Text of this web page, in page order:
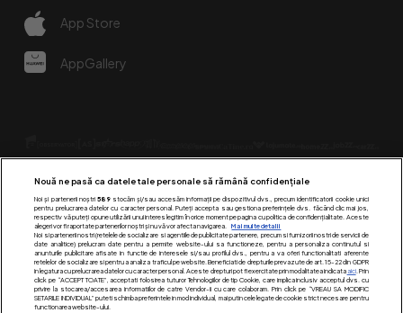
App Store
AppGallery
Urmărește-ne pe:
Nouă ne pasă ca datele tale personale să rămână confidențiale
Noi și partenerii noștri 589stocăm și/sau accesăm informații pe dispozitivul dvs., precum identificatorii cookie unici
pentru prelucrarea datelor cu caracter personal. Puteți accepta sau gestiona preferințele dvs. făcând clic mai jos,
respectiv vă puteți opune utilizării unui interes legitim în orice moment pe pagina cu politica de confidențialitate. Aceste
alegeri vor fi raportate partenerilor noștri și nu vă vor afecta navigarea.
Mai multe detalii
Noi si partenerii nostri (retelele de socializare si agentiile de publicitate partenere, precum si furnizorii nostri de servicii de
date analitice) prelucram date pentru a permite website-ului sa functioneze, pentru a personaliza continutul si
anunturile publicitare afisate in functie de interesele si/sau profilul dvs., pentru a va oferi functionalitati aferente
retelelor de socializare si pentru a analiza traficul pe website. Beneficiati de drepturile prevazute de art. 15-22 din GDPR
in legatura cu prelucrarea datelor cu caracter personal. Aceste drepturi pot fi exercitate prin modalitatea indicataaici. Prin
click pe “ACCEPT TOATE”, acceptati folosirea tuturor Tehnologiilor de tip Cookie, care implica inclusiv acceptul dvs. cu
privire la stocarea/accesarea informatiilor de catre Vendor-ii cu care colaboram. Prin click pe “VREAU SA MODIFIC
SETARILE INDIVIDUAL” puteti schimba preferintele in mod individual, mai putin cele legate de cookie strict necesare pentru
functionarea website-ului.